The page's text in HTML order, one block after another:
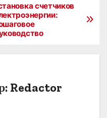
счетчиков
Redactor